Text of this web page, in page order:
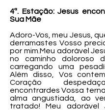
4ª. Estação: Jesus
Sua Mãe
Adoro-Vos, meu Jesus,
derramastes Vosso
por mim.Meu adorável
no caminho doloroso
carregando uma
Além disso, Vos
Coração
encontrardes Vossa
alma angustiada, ao
tratado! Meu adorável